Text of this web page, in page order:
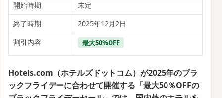
開始時期
未定
終了時期
2025年12月2日
割引内容
最大50%OFF
Hotels.com（ホテルズドットコム）が2025年のブラ
ックフライデーに合わせて開催する「最大50％OFFの